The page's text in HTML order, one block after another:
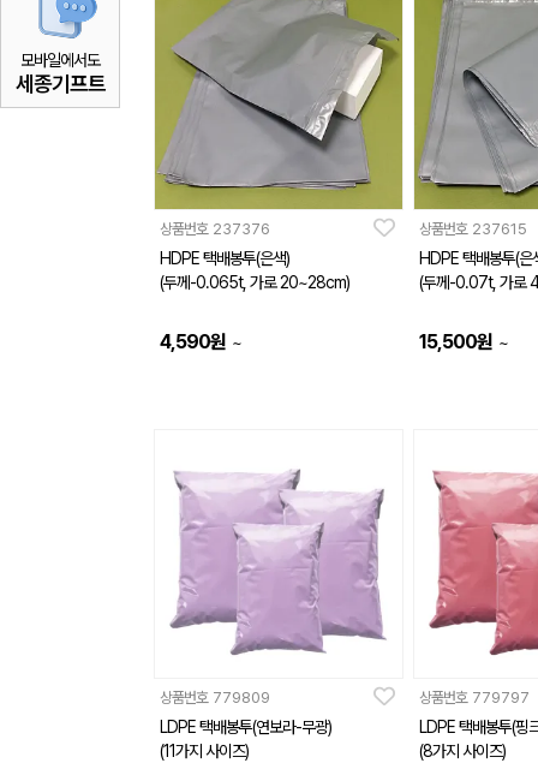
모바일에서도
세종기프트
상품번호 237376
HDPE 택배봉투(은색)
(두께-0.065t, 가로 20~28cm)
4,590원 ~
상품번호 237615
HDPE 택배봉투(은
(두께-0.07t, 가로
15,500원 ~
상품번호 779809
LDPE 택배봉투(연보라-무광)
(11가지 사이즈)
상품번호 779797
LDPE 택배봉투(핑
(8가지 사이즈)